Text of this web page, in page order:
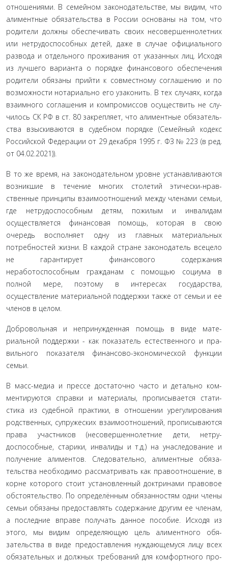
отношениями. В семейном законодательстве, мы видим, что
алиментные обязательства в России основаны на том, что
родители должны обеспечивать своих несовершеннолетних
или нетрудоспособных детей, даже в случае официального
развода и отдельного проживания от указанных лиц. Исхо­дя
из лучшего варианта о порядке финансового обеспечения
родители обязаны прийти к совместному соглашению и по
возможности нотариально его узаконить. В тех случаях, когда
взаимного соглашения и компромиссов осуществить не слу­
чилось СК РФ в ст. 80 закрепляет, что алиментные обязатель­
ства взыскиваются в судебном порядке (Семейный кодекс
Российской Федерации от 29 декабря 1995 г. ФЗ № 223 (в ред.
от 04.02.2021)).
В то же время, на законодательном уровне устанавлива­ются
возникшие в течение многих столетий этически-нрав-
ственные принципы взаимоотношений между членами се­мьи,
где нетрудоспособным детям, пожилым и инвалидам
осуществляется финансовая помощь, которая в свою
очередь восполняет одну из главных материальных
потребностей жизни. В каждой стране законодатель всецело
не гарантиру­ет финансового содержания
неработоспособным гражданам с помощью социума в
полной мере, поэтому в интересах го­сударства,
осуществление материальной поддержки также от семьи и ее
членов в целом.
Добровольная и непринужденная помощь в виде мате­
риальной поддержки - как показатель естественного и пра­
вильного показателя финансово-экономической функции
семьи.
В масс-медиа и прессе достаточно часто и детально ком­
ментируются справки и материалы, прописывается стати­
стика из судебной практики, в отношении урегулирования
родственных, супружеских взаимоотношений, прописыва­ются
права участников (несовершеннолетние дети, нетру­
доспособные, старики, инвалиды и т.д.) на унаследование и
получение алиментов. Следовательно, алиментные обяза­
тельства необходимо рассматривать как правоотношение, в
корне которого стоит установленный доктринами правовое
обстоятельство. По определённым обязанностям одни члены
семьи обязаны предоставлять содержание другим ее чле­нам,
а последние вправе получать данное пособие. Исходя из
этого, мы видим определяющую цель алиментного обя­
зательства в виде предоставления нуждающемуся лицу всех
обязательных и должных требований для комфортного про­